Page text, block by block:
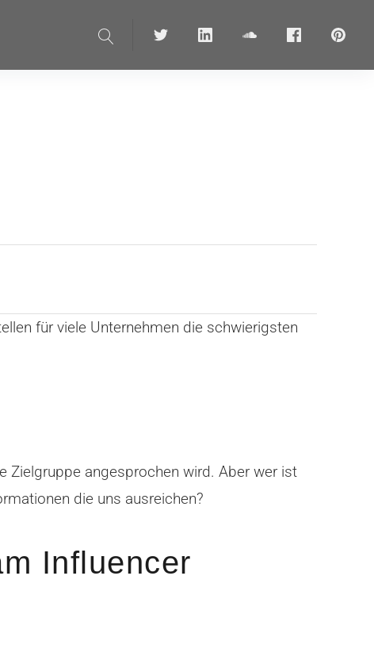
Suche Twitter linkedin soundcloudFacebook
für viele Unternehmen die schwierigsten
Zielgruppe angesprochen wird. Aber wer ist
die uns ausreichen?
Influencer